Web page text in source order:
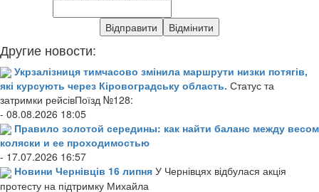
Другие новости:
Укрзалізниця тимчасово змінила маршрути низки потягів,
які курсують через Кіровоградську область. Статус та
затримки рейсівПоїзд №128:
- 08.08.2026 18:05
Правило золотой середины: как найти баланс между весом
коляски и ее проходимостью
- 17.07.2026 16:57
Новини Чернівців 16 липня У Чернівцях відбулася акція
протесту на підтримку Михайла